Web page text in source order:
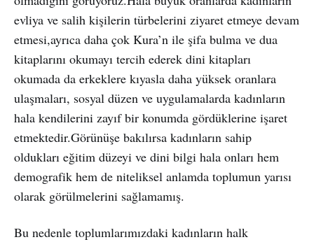
evliya ve salih kişilerin türbelerini ziyaret etmeye devam
etmesi,ayrıca daha çok Kura’n ile şifa bulma ve dua
kitaplarını okumayı tercih ederek dini kitapları
okumada da erkeklere kıyasla daha yüksek oranlara
ulaşmaları, sosyal düzen ve uygulamalarda kadınların
hala kendilerini zayıf bir konumda gördüklerine işaret
etmektedir.Görünüşe bakılırsa kadınların sahip
oldukları eğitim düzeyi ve dini bilgi hala onları hem
demografik hem de niteliksel anlamda toplumun yarısı
olarak görülmelerini sağlamamış.
Bu nedenle toplumlarımızdaki kadınların halk